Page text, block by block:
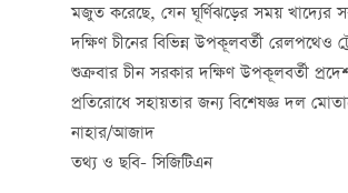
মজুতকরেছে, যেন ঘূর্ণিঝড়ের সময় খাদ্যের
দক্ষিণ চীনের বিভিন্ন উপকূলবর্তী রেলপথেও
শুক্রবার চীন সরকারদক্ষিণ উপকূলবর্তী
প্রতিরোধে সহায়তার জন্য বিশেষজ্ঞ দল
নাহার/আজাদ
তথ্য ও ছবি- সিজিটিএন